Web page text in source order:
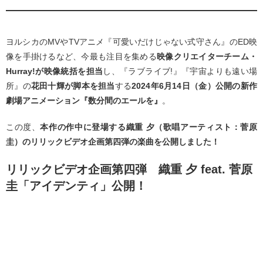
ヨルシカのMVやTVアニメ『可愛いだけじゃない式守さん』のED映
像を手掛けるなど、今最も注目を集める映像クリエイターチーム・
Hurray!が映像統括を担当 し、『ラブライブ!』『宇宙よりも遠い場
所』の花田十輝が脚本を担当する2024年6月14日（金）公開の新作
劇場アニメーション『数分間のエールを』
。
この度、本作の作中に登場する織重 夕（歌唱アーティスト：菅原
圭）のリリックビデオ企画第四弾の楽曲を公開しました！
リリックビデオ企画第四弾 織重 夕 feat. 菅原
圭「アイデンティ」公開！